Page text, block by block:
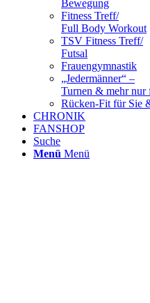
Bewegung
Fitness Treff/
Full Body Workout
TSV Fitness Treff/
Futsal
Frauengymnastik
„Jedermänner“ –
Turnen & mehr nur
Rücken-Fit für Sie
CHRONIK
FANSHOP
Suche
Menü Menü